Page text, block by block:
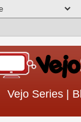
Vejo Series |